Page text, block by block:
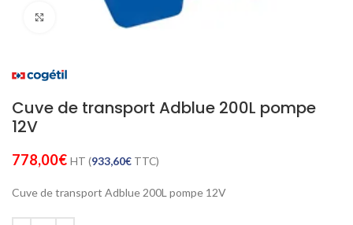
Cliquez pour agrandir
Cuve de transport Adblue 200L pompe
12V
778,00€ HT (933,60€ TTC)
Cuve de transport Adblue 200L pompe 12V